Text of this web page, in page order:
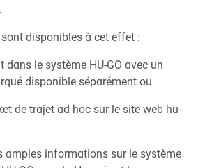
disponibles à cet effet :
dans le système HU-GO avec un
disponible séparément ou
de trajet ad hoc sur le site web hu-
amples informations sur le système